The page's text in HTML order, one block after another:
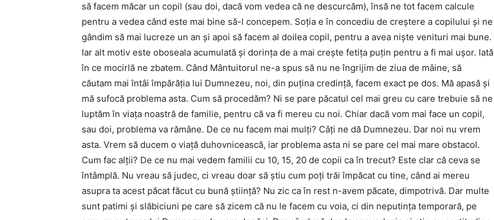
să facem măcar un copil (sau doi, dacă vom vedea că ne descurcăm), însă ne tot facem calcule
pentru a vedea când este mai bine să-l concepem. Soția e în concediu de creștere a copilului și ne
gândim să mai lucreze un an și apoi să facem al doilea copil, pentru a avea niște venituri mai bune.
Iar alt motiv este oboseala acumulată și dorința de a mai crește fetița puțin pentru a fi mai ușor. Iată
în ce mocirlă ne zbatem. Când Mântuitorul ne-a spus să nu ne îngrijim de ziua de mâine, să
căutam mai întâi împărăția lui Dumnezeu, noi, din puțina credință, facem exact pe dos. Mă apasă și
mă sufocă problema asta. Cum să procedăm? Ni se pare păcatul cel mai greu cu care trebuie să ne
luptăm în viața noastră de familie, pentru că va fi mereu cu noi. Chiar dacă vom mai face un copil,
sau doi, problema va rămâne. De ce nu facem mai mulți? Câți ne dă Dumnezeu. Dar noi nu vrem
asta. Vrem să ducem o viață duhovnicească, iar problema asta ni se pare cel mai mare obstacol.
Cum fac alții? De ce nu mai vedem familii cu 10, 15, 20 de copii ca în trecut? Este clar că ceva se
întâmplă. Nu vreau să judec, ci vreau doar să știu cum poți trăi împăcat cu tine, când ai mereu
asupra ta acest păcat făcut cu bună știință? Nu zic ca în rest n-avem păcate, dimpotrivă. Dar multe
sunt patimi și slăbiciuni pe care să zicem că nu le facem cu voia, ci din neputința temporară, pe